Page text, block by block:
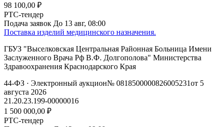
98 100,00 ₽
РТС-тендер
Подача заявок До 13 авг, 08:00
Поставка изделий медицинского назначения.
ГБУЗ "Выселковская Центральная Районная Больница Имени
Заслуженного Врача Рф В.Ф. Долгополова" Министерства
Здравоохранения Краснодарского Края
44-ФЗ · Электронный аукцион№ 0818500000826005231от 5
августа 2026
21.20.23.199-00000016
1 500 000,00 ₽
РТС-тендер